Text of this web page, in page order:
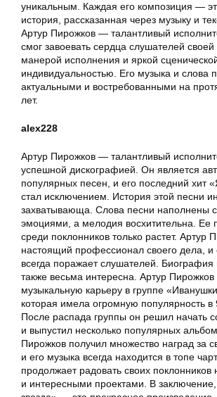
уникальным. Каждая его композиция —
история, рассказанная через музыку и
Артур Пирожков — талантливый
смог завоевать сердца слушателей
манерой исполнения и яркой
индивидуальностью. Его музыка и слова
актуальными и востребованными на
лет.
alex228
Артур Пирожков — талантливый
успешной дискографией. Он является
популярных песен, и его последний хит
стал исключением. История этой песни
захватывающа. Слова песни наполнены
эмоциями, а мелодия восхитительна. Ее
среди поклонников только растет. Артур
настоящий профессионал своего дела, и
всегда поражает слушателей. Биография
также весьма интересна. Артур
музыкальную карьеру в группе
которая имела огромную популярность в
После распада группы он решил начать
и выпустил несколько популярных
Пирожков получил множество наград за
и его музыка всегда находится в топе
продолжает радовать своих
и интересными проектами. В